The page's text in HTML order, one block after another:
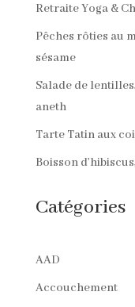
Retraite Yoga &
Pêches rôties au
sésame
Salade de
aneth
Tarte Tatin aux
Boisson
Catégories
AAD
Accouchement